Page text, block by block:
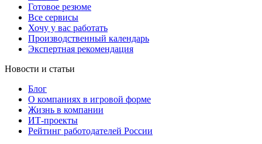
Готовое резюме
Все сервисы
Хочу у вас работать
Производственный календарь
Экспертная рекомендация
Новости и статьи
Блог
О компаниях в игровой форме
Жизнь в компании
ИТ-проекты
Рейтинг работодателей России